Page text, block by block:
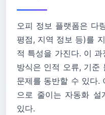
오피 정보 플랫폼은 다
평점, 지역 정보 등)를
적 특성을 가진다. 이
방식은 인적 오류, 기준
문제를 동반할 수 있다.
으로 줄이는 자동화 설
있다.